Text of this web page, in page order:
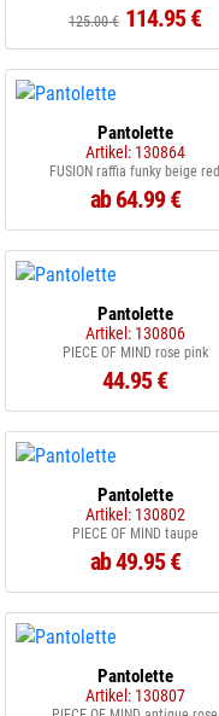
125.00 € 114.95 €
Pantolette
Artikel: 130864
FUSION raffia funky beige red
ab 64.99 €
Pantolette
Artikel: 130806
PIECE OF MIND rose pink
44.95 €
Pantolette
Artikel: 130802
PIECE OF MIND taupe
ab 49.95 €
Pantolette
Artikel: 130807